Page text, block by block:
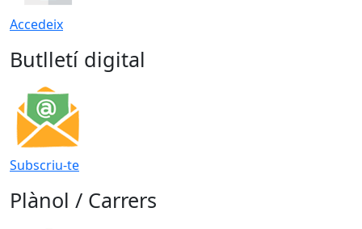
Accedeix
Butlletí digital
Subscriu-te
Plànol / Carrers